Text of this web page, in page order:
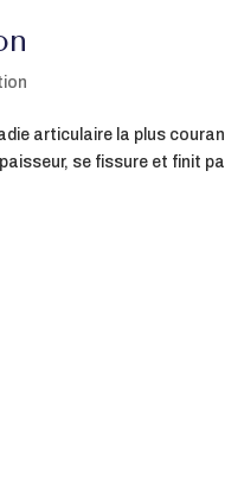
articulaire la plus
se fissure et finit